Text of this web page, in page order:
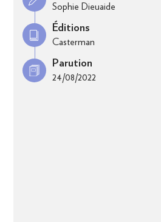
Sophie Dieuaide
Éditions
Casterman
Parution
24/08/2022